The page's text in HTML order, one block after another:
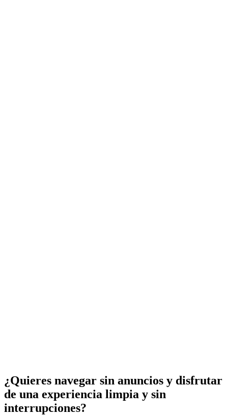
¿Quieres navegar sin anuncios y disfrutar
de una experiencia limpia y sin
interrupciones?